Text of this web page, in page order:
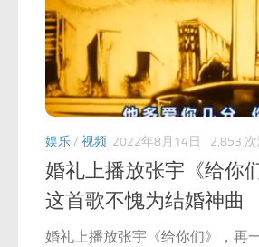
娱乐/ 视频 2022年8月14日 2,853
婚礼上播放张宇《给你
这首歌不愧为结婚神曲
婚礼上播放张宇《给你们》，再